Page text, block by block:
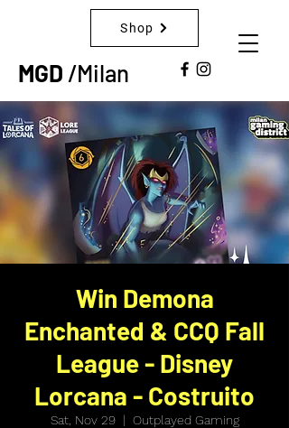
MGD /Milan
Shop
Win Demona
Enchanted & CCQ Fall
League - Disney
Lorcana - Costruito
Sat, Nov 29
  |
Outplayed Gaming